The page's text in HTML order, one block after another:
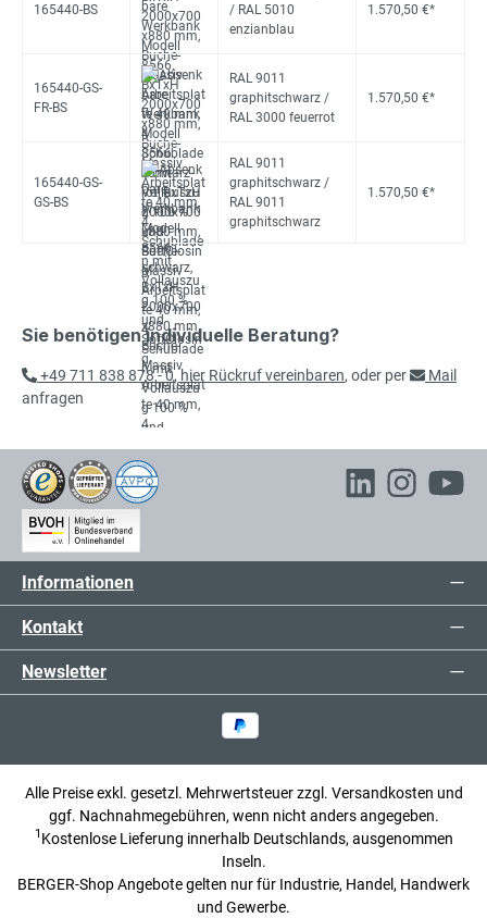
165440-BS
/ RAL 5010
enzianblau
1.570,50 €*
165440-GS-
FR-BS
RAL 9011
graphitschwarz /
RAL 3000 feuerrot
1.570,50 €*
165440-GS-
GS-BS
RAL 9011
graphitschwarz /
RAL 9011
graphitschwarz
1.570,50 €*
Sie benötigen individuelle Beratung?
+49 711 838 878 - 0,hier Rückruf vereinbaren, oder per
Mail
anfragen
Informationen
Kontakt
Newsletter
Alle Preise exkl. gesetzl. Mehrwertsteuer zzgl. Versandkosten und
ggf. Nachnahmegebühren, wenn nicht anders angegeben.
1 Kostenlose Lieferung innerhalb Deutschlands, ausgenommen
Inseln.
BERGER-Shop Angebote gelten nur für Industrie, Handel, Handwerk
und Gewerbe.